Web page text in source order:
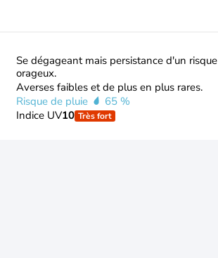
Se dégageant mais persistance d'un risque
orageux.
Averses faibles et de plus en plus rares.
Risque de pluie
65 %
Indice UV10 Très fort